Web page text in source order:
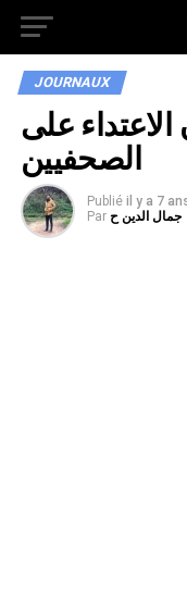
JOURNAUX
على
الصحفيين
Publié il y a 7
Par جمال الدين ح